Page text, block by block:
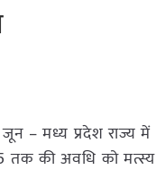
– मध्य प्रदेश राज्य में
तक की अवधि को मत्स्य